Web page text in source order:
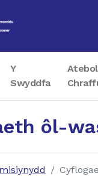
Y
Swyddfa
ôl-